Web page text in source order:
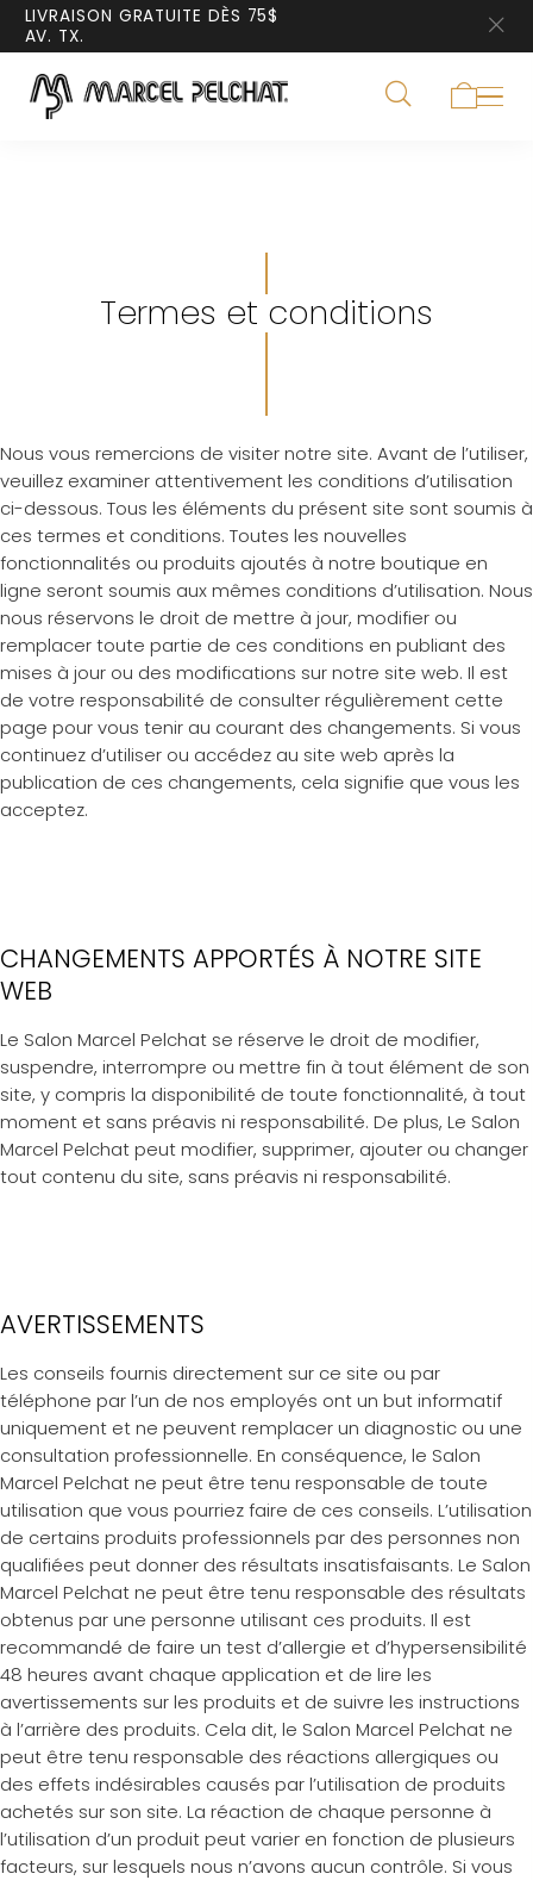
LIVRAISON GRATUITE DÈS 75$
AV. TX.
Termes et conditions
Nous vous remercions de visiter notre site. Avant de l’utiliser,
veuillez examiner attentivement les conditions d’utilisation
ci-dessous. Tous les éléments du présent site sont soumis à
ces termes et conditions. Toutes les nouvelles
fonctionnalités ou produits ajoutés à notre boutique en
ligne seront soumis aux mêmes conditions d’utilisation. Nous
nous réservons le droit de mettre à jour, modifier ou
remplacer toute partie de ces conditions en publiant des
mises à jour ou des modifications sur notre site web. Il est
de votre responsabilité de consulter régulièrement cette
page pour vous tenir au courant des changements. Si vous
continuez d’utiliser ou accédez au site web après la
publication de ces changements, cela signifie que vous les
acceptez.
CHANGEMENTS APPORTÉS À NOTRE SITE
WEB
Le Salon Marcel Pelchat se réserve le droit de modifier,
suspendre, interrompre ou mettre fin à tout élément de son
site, y compris la disponibilité de toute fonctionnalité, à tout
moment et sans préavis ni responsabilité. De plus, Le Salon
Marcel Pelchat peut modifier, supprimer, ajouter ou changer
tout contenu du site, sans préavis ni responsabilité.
AVERTISSEMENTS
Les conseils fournis directement sur ce site ou par
téléphone par l’un de nos employés ont un but informatif
uniquement et ne peuvent remplacer un diagnostic ou une
consultation professionnelle. En conséquence, le Salon
Marcel Pelchat ne peut être tenu responsable de toute
utilisation que vous pourriez faire de ces conseils. L’utilisation
de certains produits professionnels par des personnes non
qualifiées peut donner des résultats insatisfaisants. Le Salon
Marcel Pelchat ne peut être tenu responsable des résultats
obtenus par une personne utilisant ces produits. Il est
recommandé de faire un test d’allergie et d’hypersensibilité
48 heures avant chaque application et de lire les
avertissements sur les produits et de suivre les instructions
à l’arrière des produits. Cela dit, le Salon Marcel Pelchat ne
peut être tenu responsable des réactions allergiques ou
des effets indésirables causés par l’utilisation de produits
achetés sur son site. La réaction de chaque personne à
l’utilisation d’un produit peut varier en fonction de plusieurs
facteurs, sur lesquels nous n’avons aucun contrôle. Si vous